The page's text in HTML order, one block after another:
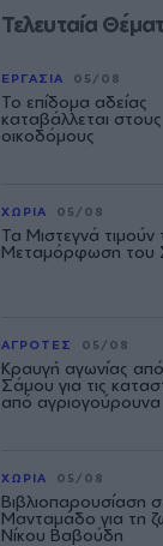
Τελευταία
ΕΡΓΑΣΙΑ 05/08
Το επίδομα αδείας
καταβάλλεται στους
οικοδόμους
ΧΩΡΙΑ 05/08
Τα Μιστεγνά τιμούν
Μεταμόρφωση του
ΑΓΡΟΤΕΣ 05/08
Κραυγή αγωνίας
Σάμου για τις
από αγριογούρουνα
ΧΩΡΙΑ 05/08
Βιβλιοπαρουσίαση
Μανταμάδο για τη
Νίκου Βαβούδη